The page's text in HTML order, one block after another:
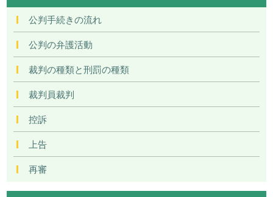
公判手続きの流れ
公判の弁護活動
裁判の種類と刑罰の種類
裁判員裁判
控訴
上告
再審